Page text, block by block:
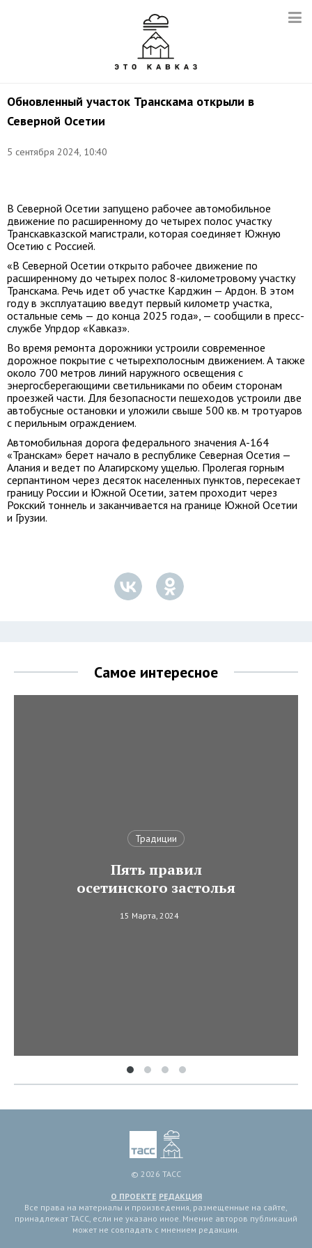
Обновленный участок Транскама открыли в
Северной Осетии
5 сентября 2024, 10:40
В Северной Осетии запущено рабочее автомобильное
движение по расширенному до четырех полос участку
Транскавказской магистрали, которая соединяет Южную
Осетию с Россией.
«В Северной Осетии открыто рабочее движение по
расширенному до четырех полос 8-километровому участку
Транскама. Речь идет об участке Карджин — Ардон. В этом
году в эксплуатацию введут первый километр участка,
остальные семь — до конца 2025 года», — сообщили в пресс-
службе Упрдор «Кавказ».
Во время ремонта дорожники устроили современное
дорожное покрытие с четырехполосным движением. А также
около 700 метров линий наружного освещения с
энергосберегающими светильниками по обеим сторонам
проезжей части. Для безопасности пешеходов устроили две
автобусные остановки и уложили свыше 500 кв. м тротуаров
с перильным ограждением.
Автомобильная дорога федерального значения А-164
«Транскам» берет начало в республике Северная Осетия —
Алания и ведет по Алагирскому ущелью. Пролегая горным
серпантином через десяток населенных пунктов, пересекает
границу России и Южной Осетии, затем проходит через
Рокский тоннель и заканчивается на границе Южной Осетии
и Грузии.
Самое интересное
Традиции
Пять правил
осетинского застолья
15 Марта, 2024
© 2026 ТАСС
О ПРОЕКТЕ РЕДАКЦИЯ
Все права на материалы и произведения, размещенные на сайте,
принадлежат ТАСС, если не указано иное. Мнение авторов публикаций
может не совпадать с мнением редакции.